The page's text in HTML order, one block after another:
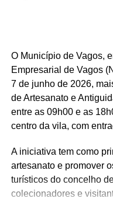
Promover
rio enquanto
Os participantes terão
presença mínima de
Consultar outras
O Município de Vagos,
Empresarial de Vagos
7 de junho de 2026,
de Artesanato e
entre as 09h00 e as
centro da vila, com
A iniciativa tem como
artesanato e promover
turísticos do concelho
colecionadores e